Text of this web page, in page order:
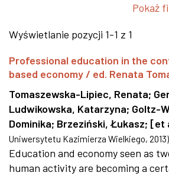
Pokaż
Wyświetlanie pozycji 1-1 z 1
Professional education in the
based economy / ed. Renata
Tomaszewska-Lipiec, Renata;
Ludwikowska, Katarzyna; Goltz-
Dominika; Brzeziński, Łukasz; [et
Uniwersytetu Kazimierza Wielkiego, 2013)
Education and economy seen as
human activity are becoming a